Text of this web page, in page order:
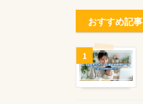
おすすめ記事
1